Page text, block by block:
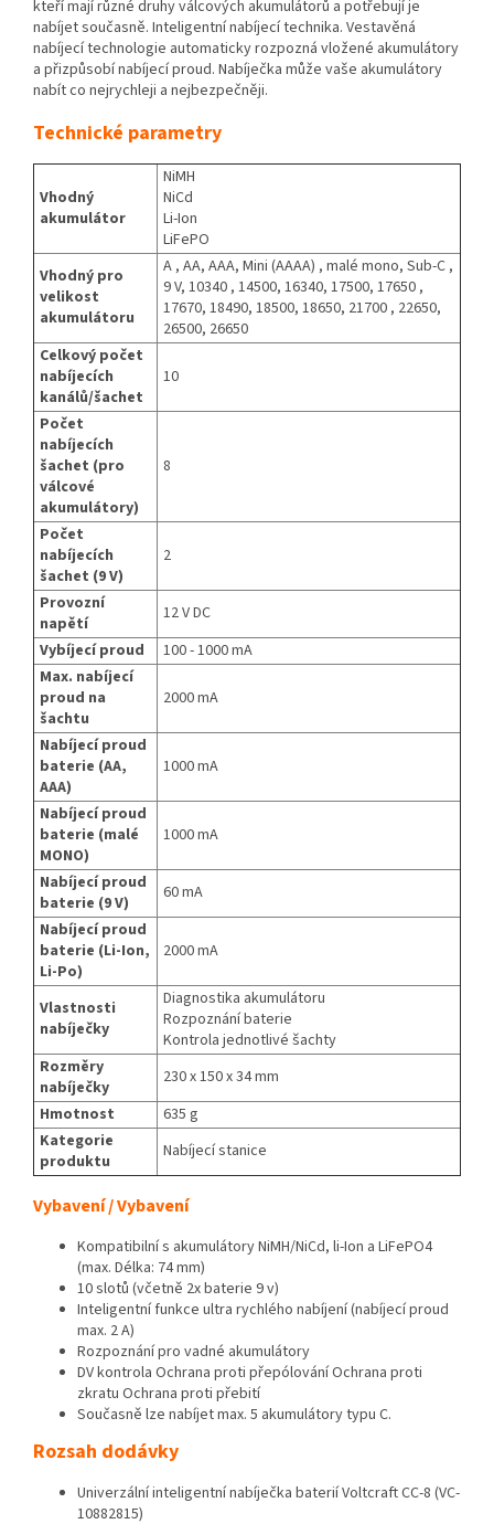
kteří mají různé druhy válcových akumulátorů a potřebují je
nabíjet současně. Inteligentní nabíjecí technika. Vestavěná
nabíjecí technologie automaticky rozpozná vložené akumulátory
a přizpůsobí nabíjecí proud. Nabíječka může vaše akumulátory
nabít co nejrychleji a nejbezpečněji.
Technické parametry
Vhodný
akumulátor
NiMH
NiCd
Li-Ion
LiFePO
Vhodný pro
velikost
akumulátoru
A , AA, AAA, Mini (AAAA) , malé mono, Sub-C ,
9 V, 10340 , 14500, 16340, 17500, 17650 ,
17670, 18490, 18500, 18650, 21700 , 22650,
26500, 26650
Celkový počet
nabíjecích
kanálů/šachet
10
Počet
nabíjecích
šachet (pro
válcové
akumulátory)
8
Počet
nabíjecích
šachet (9 V)
2
Provozní
napětí
12 V DC
Vybíjecí proud
100 - 1000 mA
Max. nabíjecí
proud na
šachtu
2000 mA
Nabíjecí proud
baterie (AA,
AAA)
1000 mA
Nabíjecí proud
baterie (malé
MONO)
1000 mA
Nabíjecí proud
baterie (9 V)
60 mA
Nabíjecí proud
baterie (Li-Ion,
Li-Po)
2000 mA
Vlastnosti
nabíječky
Diagnostika akumulátoru
Rozpoznání baterie
Kontrola jednotlivé šachty
Rozměry
nabíječky
230 x 150 x 34 mm
Hmotnost
635 g
Kategorie
produktu
Nabíjecí stanice
Vybavení / Vybavení
Kompatibilní s akumulátory NiMH/NiCd, li-Ion a LiFePO4
(max. Délka: 74 mm)
10 slotů (včetně 2x baterie 9 v)
Inteligentní funkce ultra rychlého nabíjení (nabíjecí proud
max. 2 A)
Rozpoznání pro vadné akumulátory
DV kontrola Ochrana proti přepólování Ochrana proti
zkratu Ochrana proti přebití
Současně lze nabíjet max. 5 akumulátory typu C.
Rozsah dodávky
Univerzální inteligentní nabíječka baterií Voltcraft CC-8 (VC-
10882815)